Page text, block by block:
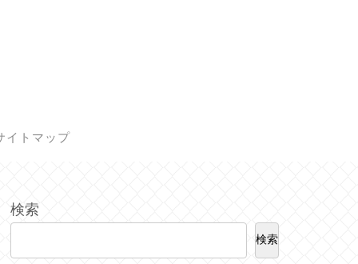
イトマップ
検索
検索